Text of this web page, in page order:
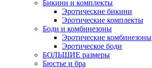
Бикини и комплекты
Эротические бикини
Эротические комплекты
Боди и комбинезоны
Эротические комбинезоны
Эротическое боди
БОЛЬШИЕ размеры
Бюстье и бра